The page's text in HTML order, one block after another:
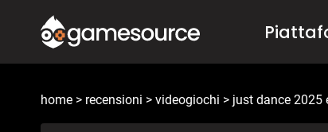
contenuto
home > recensioni > videogiochi > just dance 2025